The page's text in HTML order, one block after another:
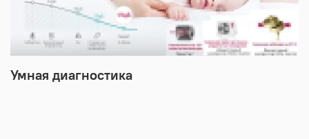
Умная диагностика